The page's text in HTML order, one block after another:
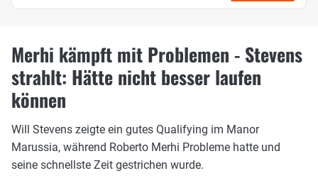
Merhi kämpft mit Problemen - Stevens
strahlt: Hätte nicht besser laufen
können
Will Stevens zeigte ein gutes Qualifying im Manor
Marussia, während Roberto Merhi Probleme hatte und
seine schnellste Zeit gestrichen wurde.